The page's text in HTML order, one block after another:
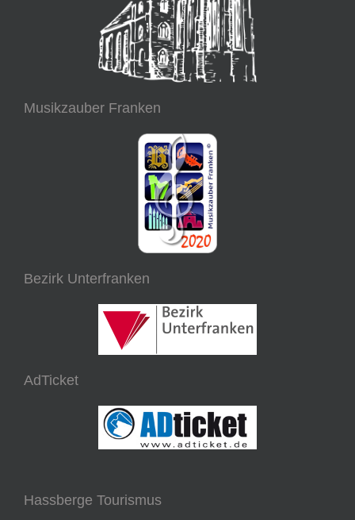
Musikzauber Franken
Bezirk Unterfranken
AdTicket
Hassberge Tourismus